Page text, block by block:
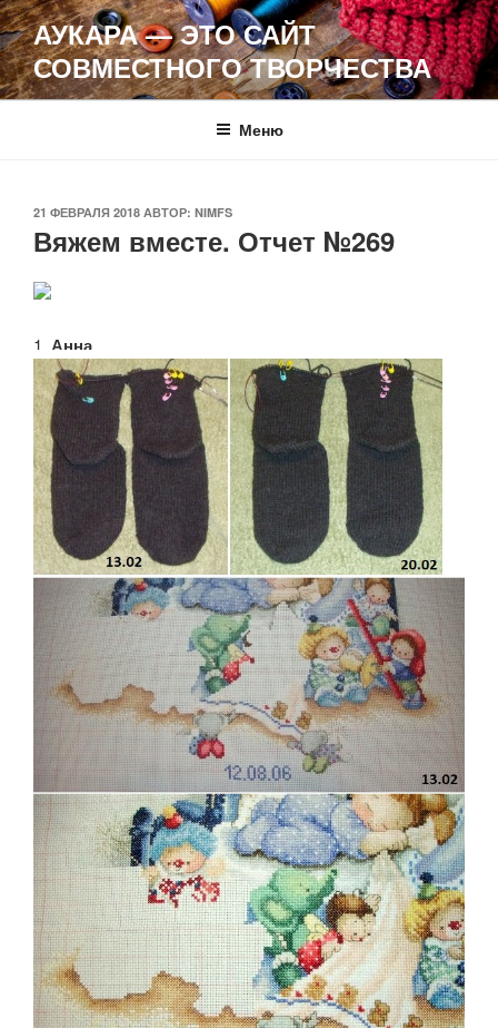
Перейти
к
содержимому
АУКАРА — ЭТО САЙТ
СОВМЕСТНОГО ТВОРЧЕСТВА
Меню
ОПУБЛИКОВАНО
21 ФЕВРАЛЯ 2018 АВТОР: NIMFS
Вяжем вместе. Отчет №269
1. Анна